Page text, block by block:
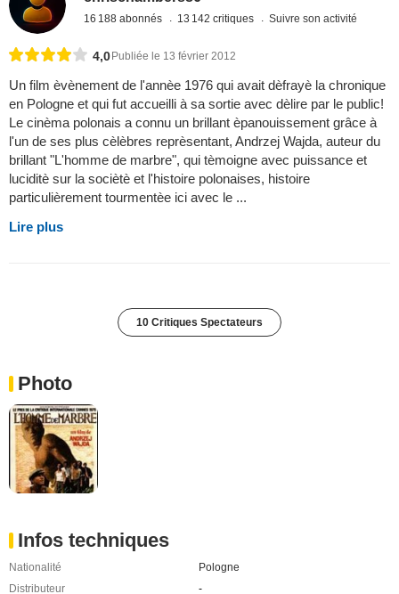
16 188 abonnés 13 142 critiques Suivre son activité
4,0 Publiée le 13 février 2012
Un film èvènement de l'annèe 1976 qui avait dèfrayè la chronique
en Pologne et qui fut accueilli à sa sortie avec dèlire par le public!
Le cinèma polonais a connu un brillant èpanouissement grâce à
l'un de ses plus cèlèbres reprèsentant, Andrzej Wajda, auteur du
brillant "L'homme de marbre", qui tèmoigne avec puissance et
luciditè sur la sociètè et l'histoire polonaises, histoire
particulièrement tourmentèe ici avec le ...
Lire plus
10 Critiques Spectateurs
Photo
Infos techniques
Nationalité
Pologne
Distributeur
-